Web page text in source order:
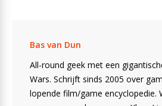
Bas van Dun
All-round geek met een
Wars. Schrijft sinds 2005 over
lopende film/game encyclopedie.